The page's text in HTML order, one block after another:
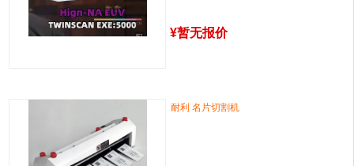
¥暂无报价
耐利 名片切割机